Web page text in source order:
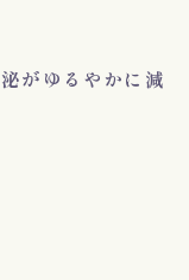
がゆるやかに減